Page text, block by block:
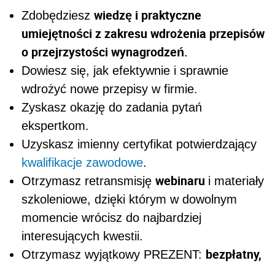
Zdobędziesz wiedzę i praktyczne
umiejętności z zakresu wdrożenia przepisów
o przejrzystości wynagrodzeń.
Dowiesz się, jak efektywnie i sprawnie
wdrożyć nowe przepisy w firmie.
Zyskasz okazję do zadania pytań
ekspertkom.
Uzyskasz imienny certyfikat potwierdzający
kwalifikacje zawodowe.
Otrzymasz retransmisję webinaru i materiały
szkoleniowe, dzięki którym w dowolnym
momencie wrócisz do najbardziej
interesujących kwestii.
Otrzymasz wyjątkowy PREZENT: bezpłatny,